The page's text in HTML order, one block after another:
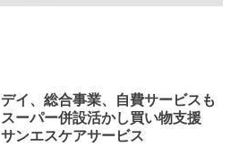
デイ、総合事業、自費サービスも
スーパー併設活かし買い物支援
サンエスケアサービス